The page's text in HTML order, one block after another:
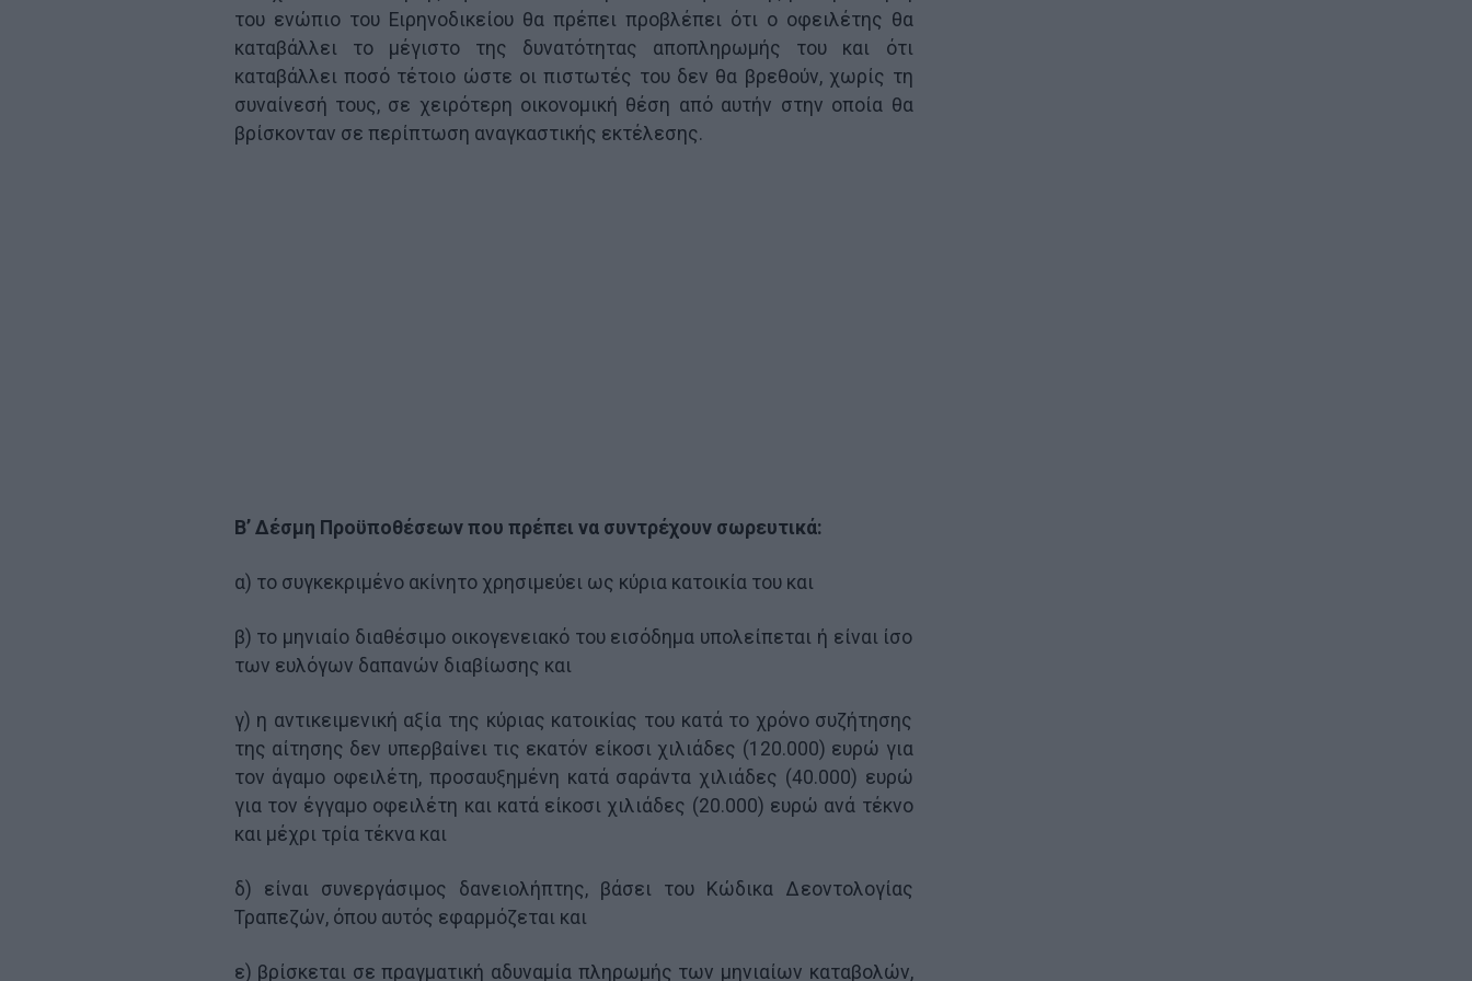
του ενώπιο του Ειρηνοδικείου θα πρέπει προβλέπει ότι ο οφειλέτης θα
καταβάλλει το μέγιστο της δυνατότητας αποπληρωμής του και ότι
καταβάλλει ποσό τέτοιο ώστε οι πιστωτές του δεν θα βρεθούν, χωρίς τη
συναίνεσή τους, σε χειρότερη οικονομική θέση από αυτήν στην οποία θα
βρίσκονταν σε περίπτωση αναγκαστικής εκτέλεσης.
Β’ Δέσμη Προϋποθέσεων που πρέπει να συντρέχουν σωρευτικά:
α) το συγκεκριμένο ακίνητο χρησιμεύει ως κύρια κατοικία του και
β) το μηνιαίο διαθέσιμο οικογενειακό του εισόδημα υπολείπεται ή είναι ίσο
των ευλόγων δαπανών διαβίωσης και
γ) η αντικειμενική αξία της κύριας κατοικίας του κατά το χρόνο συζήτησης
της αίτησης δεν υπερβαίνει τις εκατόν είκοσι χιλιάδες (120.000) ευρώ για
τον άγαμο οφειλέτη, προσαυξημένη κατά σαράντα χιλιάδες (40.000) ευρώ
για τον έγγαμο οφειλέτη και κατά είκοσι χιλιάδες (20.000) ευρώ ανά τέκνο
και μέχρι τρία τέκνα και
δ) είναι συνεργάσιμος δανειολήπτης, βάσει του Κώδικα Δεοντολογίας
Τραπεζών, όπου αυτός εφαρμόζεται και
ε) βρίσκεται σε πραγματική αδυναμία πληρωμής των μηνιαίων καταβολών,